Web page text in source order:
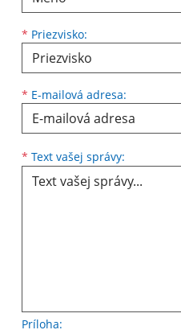
* Priezvisko:
* E-mailová adresa:
* Text vašej správy:
Príloha: